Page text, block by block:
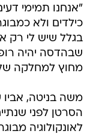
"אנחנו תמימי
כילדים ולא
בגלל שיש לי רק
שבהדסה יהיה
מחוץ למחלקה
משה בניטה,
הסרטן לפני
לאונקולוגיה